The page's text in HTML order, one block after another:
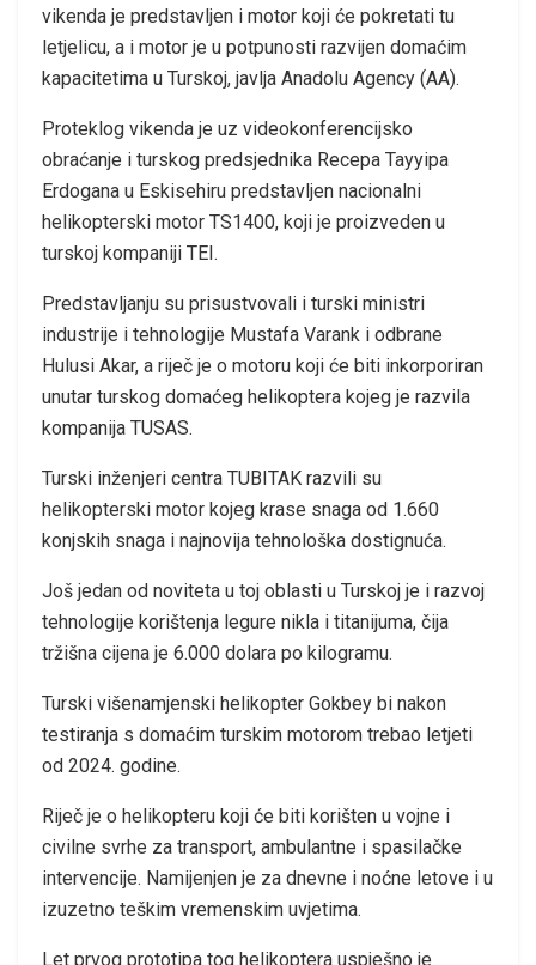
vikenda je predstavljen i motor koji će pokretati tu
letjelicu, a i motor je u potpunosti razvijen domaćim
kapacitetima u Turskoj, javlja Anadolu Agency (AA).
Proteklog vikenda je uz videokonferencijsko​​​​​​​
obraćanje i turskog predsjednika Recepa Tayyipa
Erdogana u Eskisehiru predstavljen nacionalni
helikopterski motor TS1400, koji je proizveden u
turskoj kompaniji TEI.
Predstavljanju su prisustvovali i turski ministri
industrije i tehnologije Mustafa Varank i odbrane
Hulusi Akar, a riječ je o motoru koji će biti inkorporiran
unutar turskog domaćeg helikoptera kojeg je razvila
kompanija TUSAS.
Turski inženjeri centra TUBITAK razvili su
helikopterski motor kojeg krase snaga od 1.660
konjskih snaga i najnovija tehnološka dostignuća.
Još jedan od noviteta u toj oblasti u Turskoj je i razvoj
tehnologije korištenja legure nikla i titanijuma, čija
tržišna cijena je 6.000 dolara po kilogramu.
Turski višenamjenski helikopter Gokbey bi nakon
testiranja s domaćim turskim motorom trebao letjeti
od 2024. godine.
Riječ je o helikopteru koji će biti korišten u vojne i
civilne svrhe za transport, ambulantne i spasilačke
intervencije. Namijenjen je za dnevne i noćne letove i u
izuzetno teškim vremenskim uvjetima.
Let prvog prototipa tog helikoptera uspješno je